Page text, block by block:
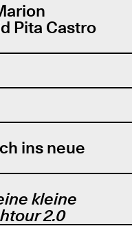
Pita Castro
ins neue
kleine
2.0